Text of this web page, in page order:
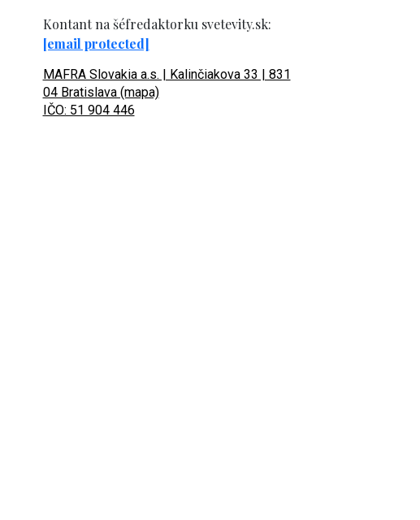
Kontant na šéfredaktorku svetevity.sk:
[email protected]
MAFRA Slovakia a.s. | Kalinčiakova 33 | 831
04 Bratislava (mapa)
IČO: 51 904 446